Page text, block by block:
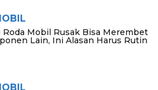
Roda Mobil Rusak Bisa Merembet
Lain, Ini Alasan Harus Rutin